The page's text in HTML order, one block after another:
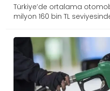
Türkiye’de ortalama
milyon 160 bin TL